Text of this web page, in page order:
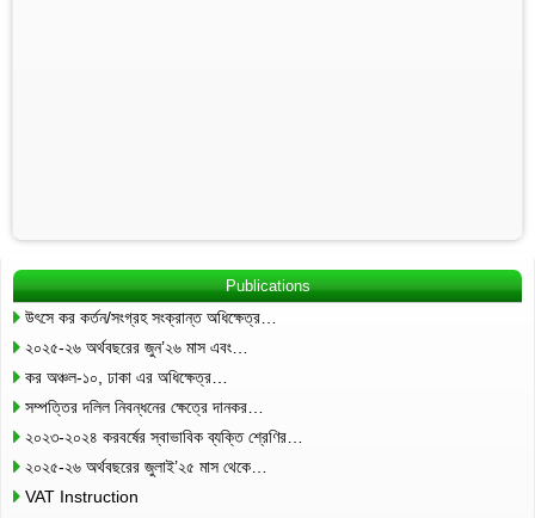
Publications
উৎসে কর কর্তন/সংগ্রহ সংক্রান্ত অধিক্ষেত্র…
২০২৫-২৬ অর্থবছরের জুন’২৬ মাস এবং…
কর অঞ্চল-১০, ঢাকা এর অধিক্ষেত্র…
সম্পত্তির দলিল নিবন্ধনের ক্ষেত্রে দানকর…
২০২৩-২০২৪ করবর্ষের স্বাভাবিক ব্যক্তি শ্রেণির…
২০২৫-২৬ অর্থবছরের জুলাই’২৫ মাস থেকে…
VAT Instruction